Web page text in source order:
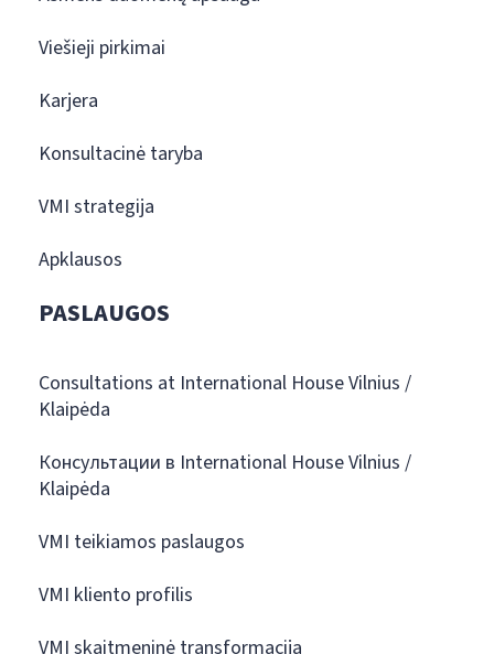
Viešieji pirkimai
Karjera
Konsultacinė taryba
VMI strategija
Apklausos
PASLAUGOS
Consultations at International House Vilnius /
Klaipėda
Консультации в International House Vilnius /
Klaipėda
VMI teikiamos paslaugos
VMI kliento profilis
VMI skaitmeninė transformacija